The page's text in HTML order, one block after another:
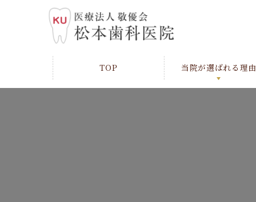
TOP 当院が選ばれる理由